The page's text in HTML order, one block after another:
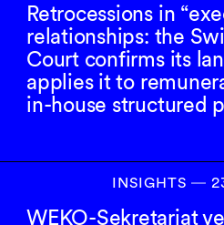
Retrocessions in
relationships: the
Court confirms its
applies it to
in-house structured
INSIGHTS―
WEKO-Sekretariat